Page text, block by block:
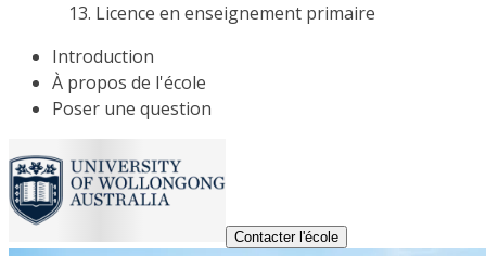
Licence en enseignement primaire
Introduction
À propos de l'école
Poser une question
Contacter l'école